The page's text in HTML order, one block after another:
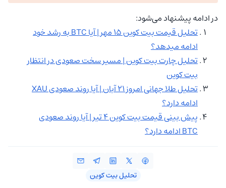
در ادامه پیشنهاد می‌شود:
تحلیل قیمت بیت کوین ۱۵ مهر | آیا BTC به رشد خود
ادامه میدهد؟
تحلیل چارت بیت کوین | مسیر سخت صعودی در انتظار
بیت کوین
تحلیل طلا جهانی امروز ۲۱ آبان | آیا روند صعودی XAU
ادامه دارد؟
پیش بینی قیمت بیت کوین ۴ تیر | آیا روند صعودی
BTC ادامه دارد؟
تحلیل بیت کوین